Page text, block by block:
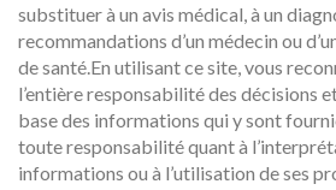
substituer à un avis médical, à un
recommandations d’un médecin ou
de santé.En utilisant ce site, vous
l’entière responsabilité des décisions
base des informations qui y sont
toute responsabilité quant à
informations ou à l’utilisation de ses